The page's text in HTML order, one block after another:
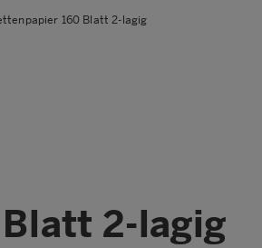
160 Blatt 2-lagig
2-lagig